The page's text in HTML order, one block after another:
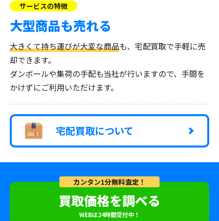
サービスの特徴
大型商品も売れる
大きくて持ち運びが大変な商品も、宅配買取で手軽に売
却できます。
ダンボールや集荷の手配も当社が行いますので、手間を
かけずにご利用いただけます。
宅配買取について
カンタン1分無料査定！
買取価格を調べる
WEBは24時間受付中！